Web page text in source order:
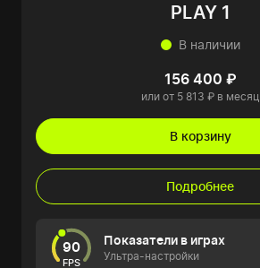
PLAY 1
В наличии
156 400 ₽
или от 5 813 ₽ в месяц
В корзину
Подробнее
90
FPS
Показатели в играх
Ультра-настройки